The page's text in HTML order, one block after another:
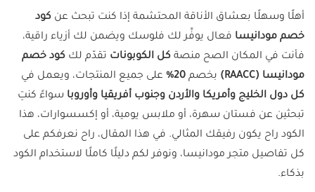
أهلًا وسهلًا بعشاق الأناقة المحتشمة إذا كنت تبحث عن كود
خصم مودانيسا فعال يوفِّر لك فلوسك ويضمن لك أزياء راقية،
فأنت في المكان الصح منصة كل الكوبونات تقدّم لك كود خصم
مودانيسا (RAACC)
بخصم 20%
على جميع المنتجات، ويعمل في
كل دول الخليج وأمريكا والأردن وجنوب أفريقيا وأوروبا سواءً كنتِ
تبحثين عن فستان سهرة، أو ملابس يومية، أو إكسسوارات، هذا
الكود راح يكون رفيقك المثالي. في هذا المقال، راح نعرفكم على
كل تفاصيل متجر مودانيسا، ونوفر لكم دليلًا كاملًا لاستخدام الكود
بذكاء.